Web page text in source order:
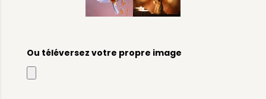
Ou téléversez votre propre image